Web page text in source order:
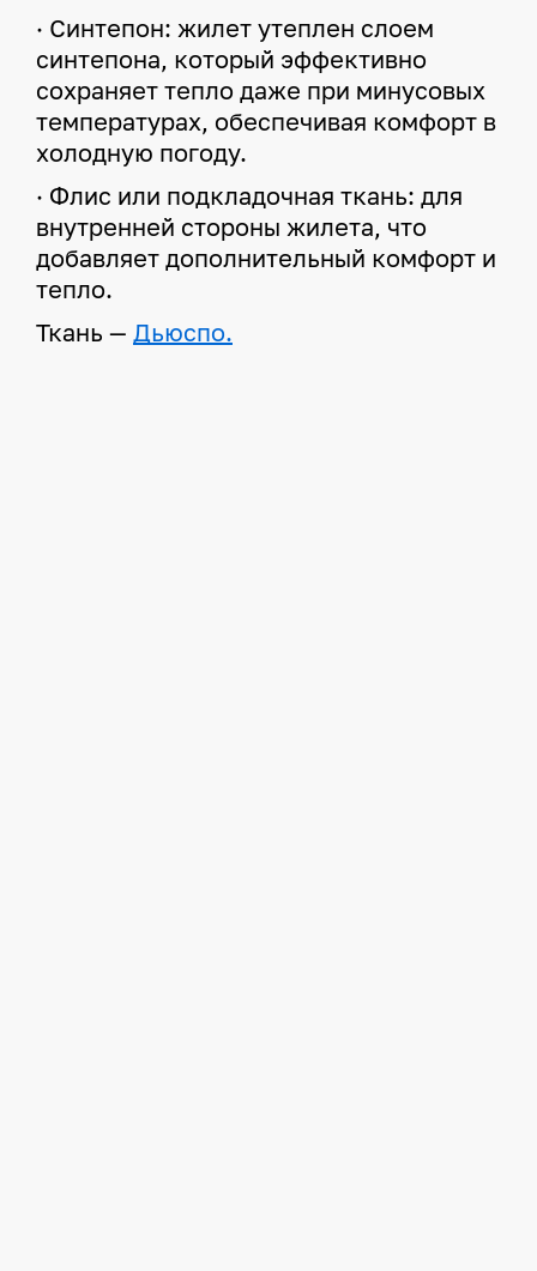
· Синтепон: жилет утеплен слоем
синтепона, который эффективно
сохраняет тепло даже при минусовых
температурах, обеспечивая комфорт в
холодную погоду.
· Флис или подкладочная ткань: для
внутренней стороны жилета, что
добавляет дополнительный комфорт и
тепло.
Ткань — Дьюспо.